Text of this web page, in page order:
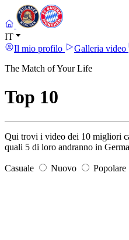
IT
Il mio profilo
Galleria video
The Match of Your Life
Top 10
Qui trovi i video dei 10 migliori
quali 5 di loro andranno in
Casuale Nuovo Popolare